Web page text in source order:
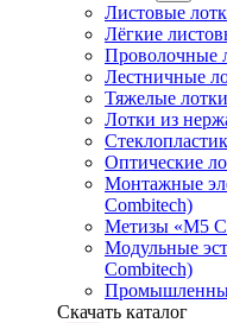
Листовые
Лёгкие
Проволочные
Лестничные
Тяжелые
Лотки из
Оптические
Монтажные
Combitech)
Метизы «M5
Модульные
Combitech)
Скачать каталог